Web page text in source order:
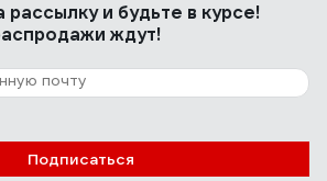
рассылкуи будьте в курсе!
ждут!
Подписаться